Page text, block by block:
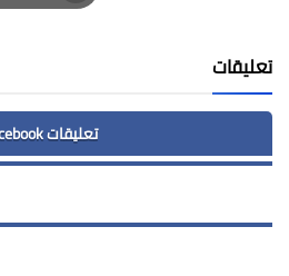
Print
تعليقات
تعليقات Facebook